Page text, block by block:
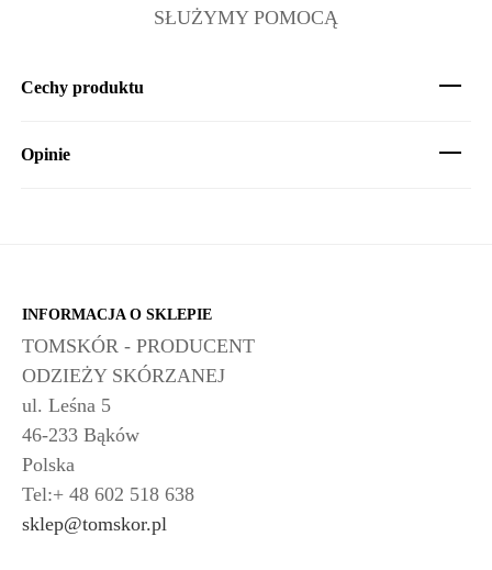
SŁUŻYMY POMOCĄ
Cechy produktu
Opinie
INFORMACJA O SKLEPIE
TOMSKÓR - PRODUCENT
ODZIEŻY SKÓRZANEJ
ul. Leśna 5
46-233 Bąków
Polska
Tel:+ 48 602 518 638
sklep@tomskor.pl